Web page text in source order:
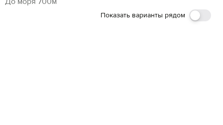
Показать варианты рядом